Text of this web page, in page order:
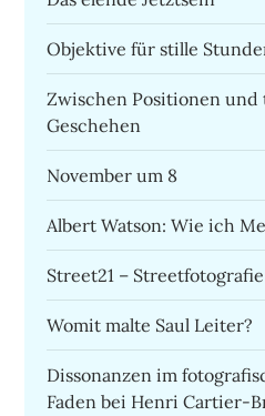
Objektive für stille
Zwischen Positionen und
Geschehen
November um 8
Albert Watson: Wie ich
Street21 –
Womit malte Saul Leiter?
Dissonanzen im
Faden bei Henri Cartier-